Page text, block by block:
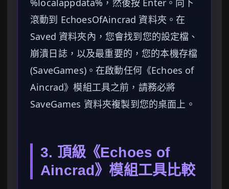
%localappdata%，然後按 Enter。向下
滾動到 EchoesOfAincrad 資料夾。在
Saved 資料夾內，您會找到您的設定檔、
崩潰日誌，以及最重要的，您的本機存檔
(SaveGames)。在啟動任何《Echoes of
Aincrad》模組工具之前，請務必將
SaveGames 資料夾複製到您的桌面上。
3. 頂級《Echoes of
Aincrad》模組工具比較